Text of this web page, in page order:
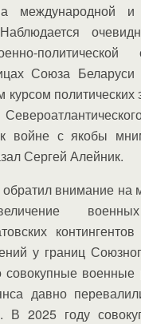
международной и
Союза
политических
к войне с якобы
Сергей Алейник.
внимание на
у границ
совокупные военные
давно
2025 году